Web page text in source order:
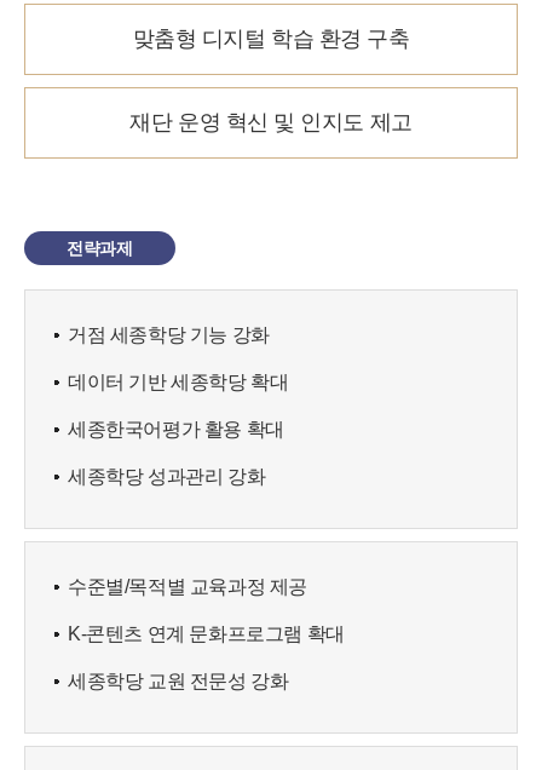
맞춤형 디지털 학습 환경 구축
재단 운영 혁신 및 인지도 제고
전략과제
거점 세종학당 기능 강화
데이터 기반 세종학당 확대
세종한국어평가 활용 확대
세종학당 성과관리 강화
수준별/목적별 교육과정 제공
K-콘텐츠 연계 문화프로그램 확대
세종학당 교원 전문성 강화